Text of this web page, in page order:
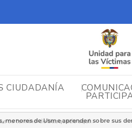
CIUDADANÍA
menores de Usme aprenden sobre sus